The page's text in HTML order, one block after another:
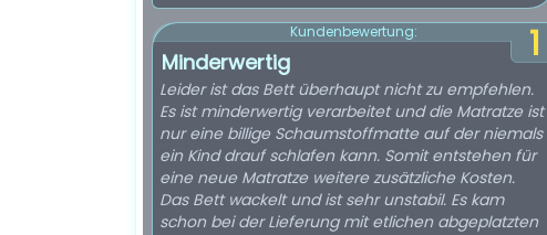
1
Kundenbewertung:
Minderwertig
Leider ist das Bett überhaupt nicht zu empfehlen.
Es ist minderwertig verarbeitet und die Matratze ist
nur eine billige Schaumstoffmatte auf der niemals
ein Kind drauf schlafen kann. Somit entstehen für
eine neue Matratze weitere zusätzliche Kosten.
Das Bett wackelt und ist sehr unstabil. Es kam
schon bei der Lieferung mit etlichen abgeplatzten